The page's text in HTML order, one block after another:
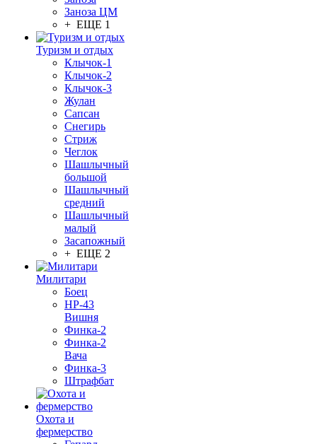
Заноза ЦМ
+ ЕЩЕ 1
Туризм и отдых
Клычок-1
Клычок-2
Клычок-3
Жулан
Сапсан
Снегирь
Стриж
Чеглок
Шашлычный
большой
Шашлычный
средний
Шашлычный
малый
Засапожный
+ ЕЩЕ 2
Милитари
Боец
НР-43
Вишня
Финка-2
Финка-2
Вача
Финка-3
Штрафбат
Охота и
фермерство